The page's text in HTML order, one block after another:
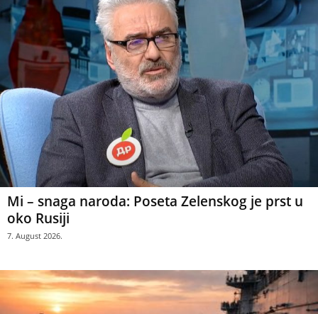
Mi – snaga naroda: Poseta Zelenskog je prst u
oko Rusiji
7. August 2026.